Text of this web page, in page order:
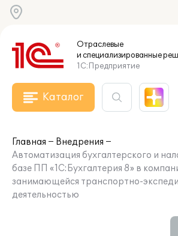
Отраслевые
и специализированные
1С:Предприятие
Каталог
Главная
Внедрения
Автоматизация бухгалтерского и
базе ПП «1С:Бухгалтерия 8» в
занимающейся транспортно-
деятельностью